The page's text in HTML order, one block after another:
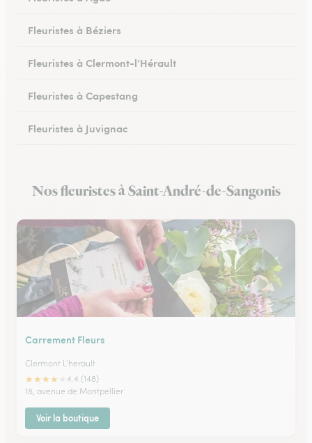
Fleuristes à Béziers
Fleuristes à Clermont-l’Hérault
Fleuristes à Capestang
Fleuristes à Juvignac
Fleuristes à Pignan
Nos fleuristes à Saint-André-de-Sangonis
Carrement Fleurs
Clermont L'herault
★★★★
4.4 (148)
18, avenue de Montpellier
Voir la boutique